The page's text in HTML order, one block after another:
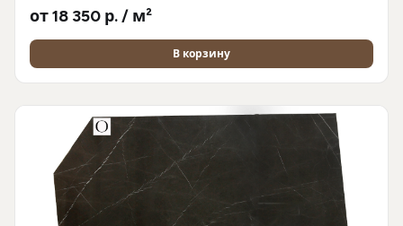
от 18 350 р. / м²
В корзину